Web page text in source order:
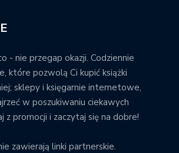
- nie przegap okazji. Codziennie
które pozwolą Ci kupić książki
sklepy i księgarnie internetowe,
w poszukiwaniu ciekawych
z promocji i zaczytaj się na dobre!
zawierają linki partnerskie.